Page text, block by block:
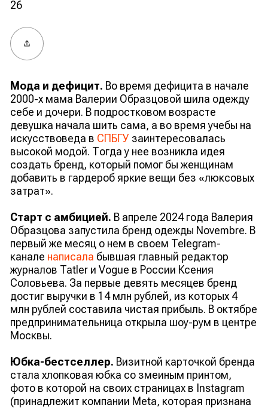
26
Поделиться
Мода и дефицит. Во время дефицита в начале
2000-х мама Валерии Образцовой шила одежду
себе и дочери. В подростковом возрасте
девушка начала шить сама, а во время учебы на
искусствоведа в СПБГУ заинтересовалась
высокой модой. Тогда у нее возникла идея
создать бренд, который помог бы женщинам
добавить в гардероб яркие вещи без «люксовых
затрат».
Старт с амбицией. В апреле 2024 года Валерия
Образцова запустила бренд одежды Novembre. В
первый же месяц о нем в своем Telegram-
канале написала бывшая главный редактор
журналов Tatler и Vogue в России Ксения
Соловьева. За первые девять месяцев бренд
достиг выручки в 14 млн рублей, из которых 4
млн рублей составила чистая прибыль. В октябре
предпринимательница открыла шоу-рум в центре
Москвы.
Юбка-бестселлер. Визитной карточкой бренда
стала хлопковая юбка со змеиным принтом,
фото в которой на своих страницах в Instagram
(принадлежит компании Meta, которая признана